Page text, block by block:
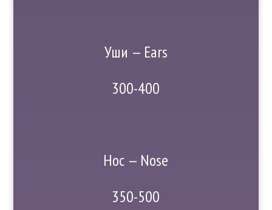
Уши — Ears
300-400
Нос — Nose
350-500